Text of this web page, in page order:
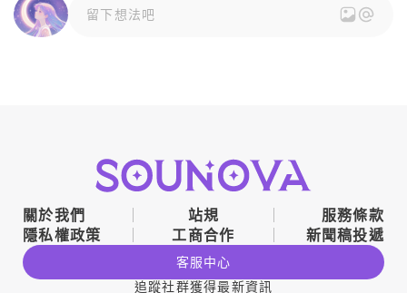
留下想法吧
關於我們 站規
服務條款
隱私權政策
工商合作 新聞稿投遞
客服中心
追蹤社群獲得最新資訊